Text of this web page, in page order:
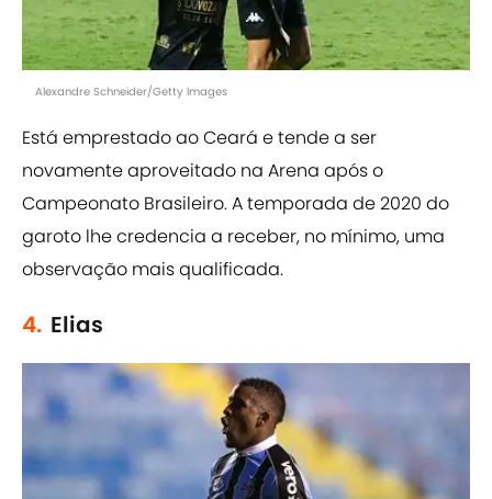
Alexandre Schneider/Getty Images
Está emprestado ao Ceará e tende a ser
novamente aproveitado na Arena após o
Campeonato Brasileiro. A temporada de 2020 do
garoto lhe credencia a receber, no mínimo, uma
observação mais qualificada.
4. Elias